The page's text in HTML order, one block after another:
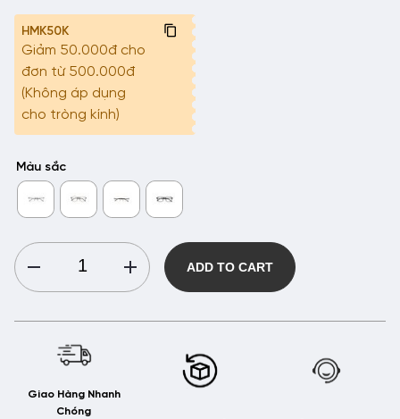
HMK50K
Giảm 50.000đ cho
đơn từ 500.000đ
(Không áp dụng
cho tròng kính)
Màu sắc
Gọng
Nhựa
Eyewear
Đa
ADD TO CART
Giao Hàng Nhanh
Chóng